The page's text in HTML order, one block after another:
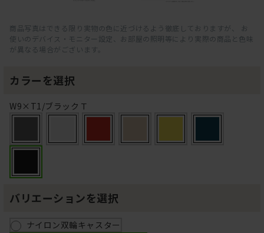
商品写真はできる限り実物の色に近づけるよう徹底しておりますが、 お
使いのデバイス・モニター設定、お部屋の照明等により実際の商品と色味
が異なる場合がございます。
カラーを選択
W9×T1/ブラックＴ
バリエーションを選択
ナイロン双輪キャスター